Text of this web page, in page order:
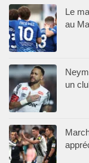
Le
au
un